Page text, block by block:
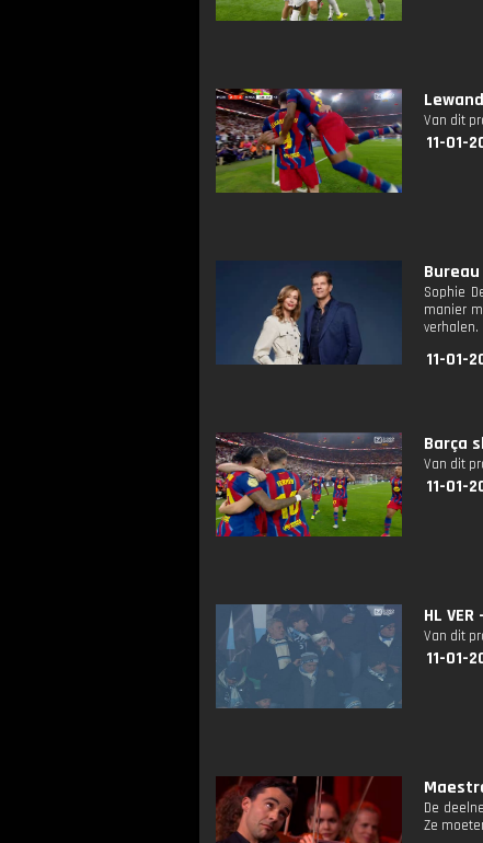
Van dit
11-01-
Sophie
manier
verhalen.
11-01-
Barça
Van dit
11-01-
HL VER
Van dit
11-01-
De
Ze